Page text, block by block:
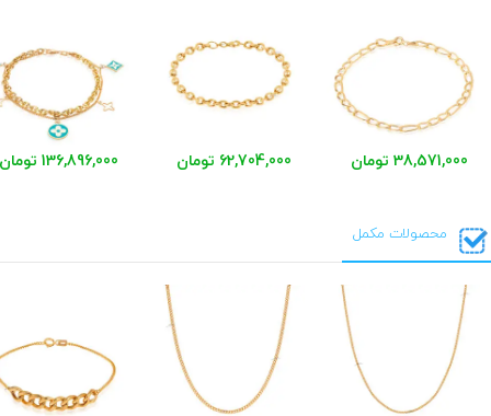
38,571,000 تومان 62,704,000 تومان 136,896,000 تومان
محصولات مکمل